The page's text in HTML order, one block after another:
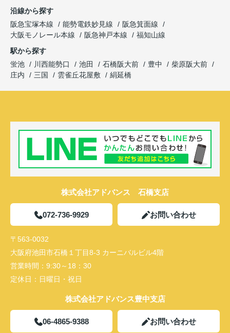
沿線から探す
阪急宝塚本線
能勢電鉄妙見線
阪急箕面線
大阪モノレール本線
阪急神戸本線
福知山線
駅から探す
蛍池
川西能勢口 池田 石橋阪大前 豊中
柴原阪大前
庄内
三国 雲雀丘花屋敷 絹延橋
株式会社アドバンス 石橋支店
072-736-9929 お問い合わせ
〒563-0032
大阪府池田市石橋１丁目8-3 カーニバルビル4階
営業時間： 9:30～18：30
定休日： 日曜日・祝日
株式会社アドバンス豊中支店
06-4865-9388 お問い合わせ